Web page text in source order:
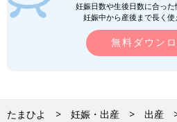
妊娠日数や生後日数に合っ
妊娠中から産後まで長く使
無料ダウン
たまひよ 妊娠・出産 出産